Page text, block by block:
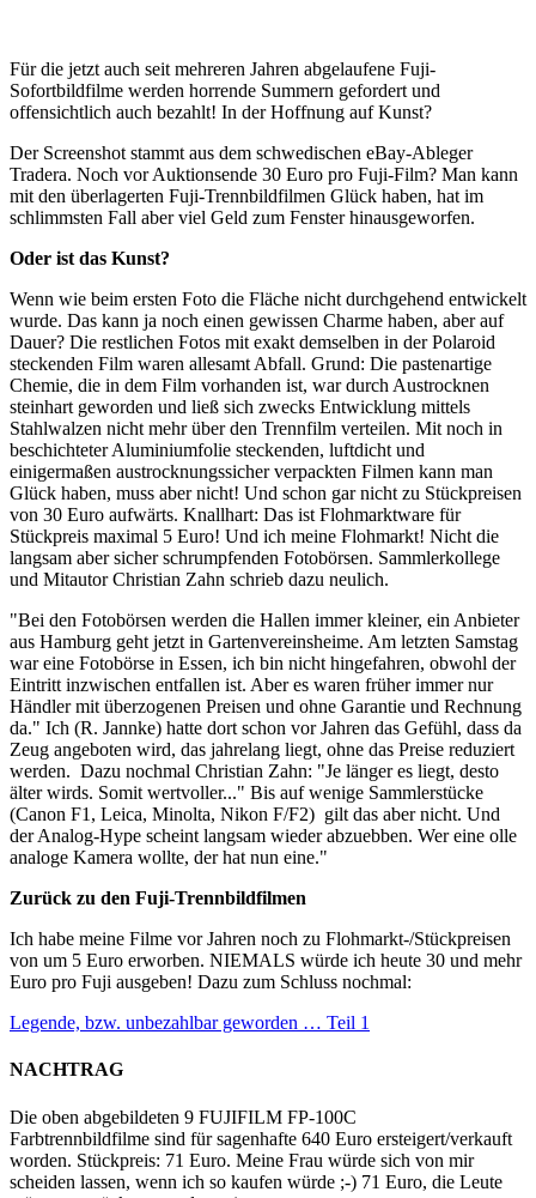
Für die jetzt auch seit mehreren Jahren abgelaufene Fuji-
Sofortbildfilme werden horrende Summern gefordert und
offensichtlich auch bezahlt! In der Hoffnung auf Kunst?
Der Screenshot stammt aus dem schwedischen eBay-Ableger
Tradera. Noch vor Auktionsende 30 Euro pro Fuji-Film? Man kann
mit den überlagerten Fuji-Trennbildfilmen Glück haben, hat im
schlimmsten Fall aber viel Geld zum Fenster hinausgeworfen.
Oder ist das Kunst?
Wenn wie beim ersten Foto die Fläche nicht durchgehend entwickelt
wurde. Das kann ja noch einen gewissen Charme haben, aber auf
Dauer? Die restlichen Fotos mit exakt demselben in der Polaroid
steckenden Film waren allesamt Abfall. Grund: Die pastenartige
Chemie, die in dem Film vorhanden ist, war durch Austrocknen
steinhart geworden und ließ sich zwecks Entwicklung mittels
Stahlwalzen nicht mehr über den Trennfilm verteilen. Mit noch in
beschichteter Aluminiumfolie steckenden, luftdicht und
einigermaßen austrocknungssicher verpackten Filmen kann man
Glück haben, muss aber nicht! Und schon gar nicht zu Stückpreisen
von 30 Euro aufwärts. Knallhart: Das ist Flohmarktware für
Stückpreis maximal 5 Euro! Und ich meine Flohmarkt! Nicht die
langsam aber sicher schrumpfenden Fotobörsen. Sammlerkollege
und Mitautor Christian Zahn schrieb dazu neulich.
"Bei den Fotobörsen werden die Hallen immer kleiner, ein Anbieter
aus Hamburg geht jetzt in Gartenvereinsheime. Am letzten Samstag
war eine Fotobörse in Essen, ich bin nicht hingefahren, obwohl der
Eintritt inzwischen entfallen ist. Aber es waren früher immer nur
Händler mit überzogenen Preisen und ohne Garantie und Rechnung
da." Ich (R. Jannke) hatte dort schon vor Jahren das Gefühl, dass da
Zeug angeboten wird, das jahrelang liegt, ohne das Preise reduziert
werden. Dazu nochmal Christian Zahn: "Je länger es liegt, desto
älter wirds. Somit wertvoller..." Bis auf wenige Sammlerstücke
(Canon F1, Leica, Minolta, Nikon F/F2) gilt das aber nicht. Und
der Analog-Hype scheint langsam wieder abzuebben. Wer eine olle
analoge Kamera wollte, der hat nun eine."
Zurück zu den Fuji-Trennbildfilmen
Ich habe meine Filme vor Jahren noch zu Flohmarkt-/Stückpreisen
von um 5 Euro erworben. NIEMALS würde ich heute 30 und mehr
Euro pro Fuji ausgeben! Dazu zum Schluss nochmal:
Legende, bzw. unbezahlbar geworden … Teil 1
NACHTRAG
Die oben abgebildeten 9 FUJIFILM FP-100C
Farbtrennbildfilme sind für sagenhafte 640 Euro ersteigert/verkauft
worden. Stückpreis: 71 Euro. Meine Frau würde sich von mir
scheiden lassen, wenn ich so kaufen würde ;-) 71 Euro, die Leute